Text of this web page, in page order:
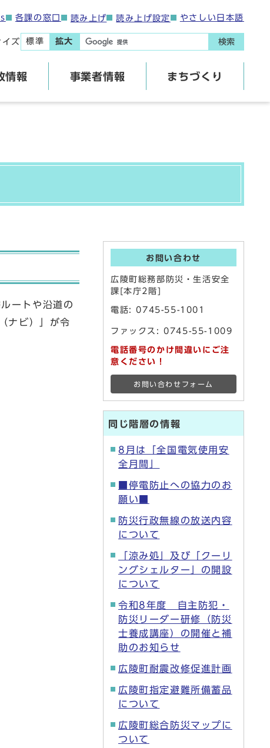
各課の窓口 読み上げ 読み上げ設定 やさしい日本語
イズ 標準 拡大 検索
情報 事業者情報 まちづくり
ートや沿道の
ナビ）」が令
お問い合わせ
広陵町総務部防災・生活安全
課[本庁2階]
電話:0745-55-1001
ファックス: 0745-55-1009
電話番号のかけ間違いにご注
意ください！
お問い合わせフォーム
同じ階層の情報
8月は「全国電気使用安
全月間」
■停電防止への協力のお
願い■
防災行政無線の放送内容
について
「涼み処」及び「クーリ
ングシェルター」の開設
について
令和8年度 自主防犯・
防災リーダー研修（防災
士養成講座）の開催と補
助のお知らせ
広陵町耐震改修促進計画
広陵町指定避難所備蓄品
について
広陵町総合防災マップに
ついて